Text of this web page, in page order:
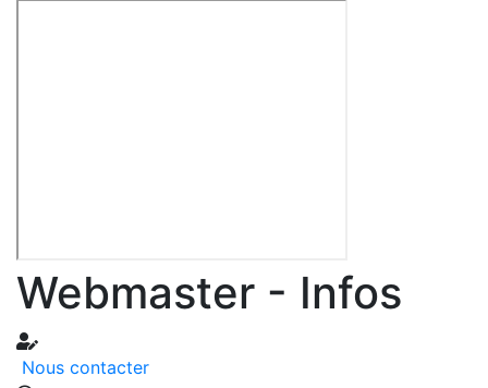
Webmaster - Infos
Nous contacter